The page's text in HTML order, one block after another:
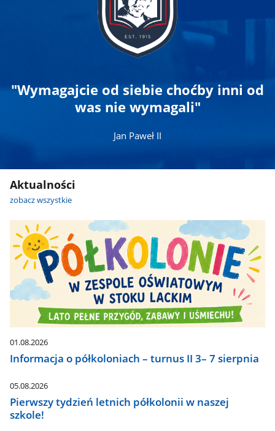
Stoku
"Wymagajcie od siebie choćby inni od
was nie wymagali"
Jan Paweł II
Aktualności
zobacz wszystkie
01.08.2026
Informacja o półkoloniach – turnus II 3– 7 sierpnia
05.08.2026
Pierwszy tydzień letnich półkolonii w naszej
szkole!